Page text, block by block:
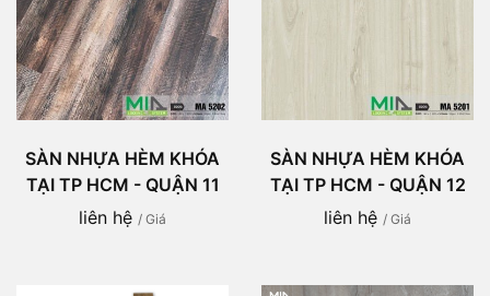
SÀN NHỰA HÈM KHÓA
TẠI TP HCM - QUẬN 11
liên hệ / Giá
SÀN NHỰA HÈM KHÓA
TẠI TP HCM - QUẬN 12
liên hệ / Giá